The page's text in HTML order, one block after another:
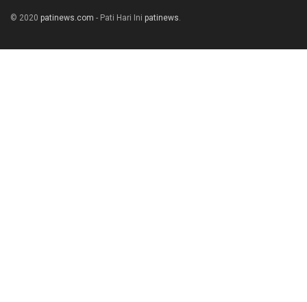
© 2020 patinews.com - Pati Hari Ini patinews.